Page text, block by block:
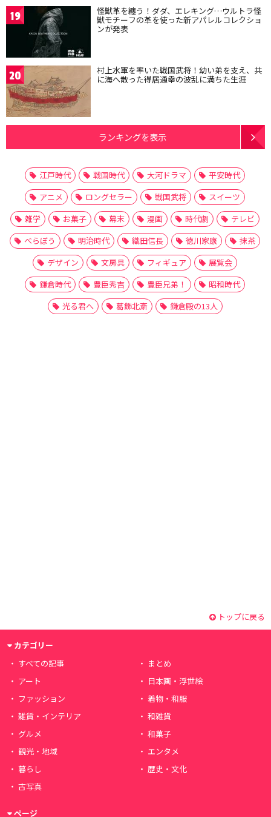
19 怪獣革を纏う！ダダ、エレキング…ウルトラ怪
獣モチーフの革を使った新アパレルコレクショ
ンが発表
20 村上水軍を率いた戦国武将！幼い弟を支え、共
に海へ散った得居通幸の波乱に満ちた生涯
ランキングを表示
江戸時代 戦国時代 大河ドラマ
平安時代
アニメ
ロングセラー 戦国武将
スイーツ
雑学
お菓子 幕末 漫画 時代劇
テレビ
べらぼう
明治時代 織田信長 徳川家康
抹茶
デザイン
文房具 フィギュア
展覧会
鎌倉時代
豊臣秀吉 豊臣兄弟！
昭和時代
光る君へ
葛飾北斎 鎌倉殿の13人
トップに戻る
カテゴリー
すべての記事
まとめ
アート
日本画・浮世絵
ファッション
着物・和服
雑貨・インテリア
和雑貨
グルメ
和菓子
観光・地域
エンタメ
暮らし
歴史・文化
古写真
ページ